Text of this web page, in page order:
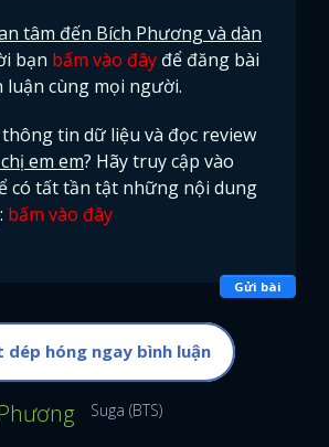
tâm đến Bích Phương và dàn
bạn bấm vào đây để đăng bài
cùng mọi người.
tin dữ liệu và đọc review
em em? Hãy truy cập vào
có tất tần tật những nội dung
bấm vào đây
Gửi bài
dép hóng ngay bình luận
Suga (BTS)